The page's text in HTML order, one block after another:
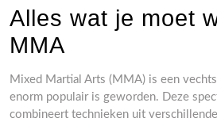
Alles wat je moet
MMA
Mixed Martial Arts (MMA) is een
enorm populair is geworden. Deze
combineert technieken uit